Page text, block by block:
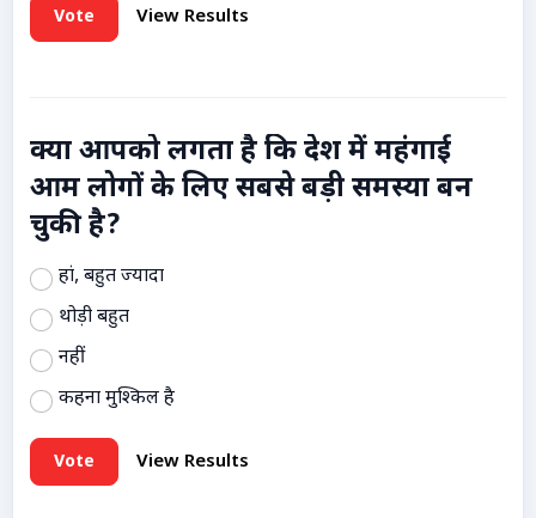
Vote View Results
क्या आपको लगता है कि देश में महंगाई
आम लोगों के लिए सबसे बड़ी समस्या बन
चुकी है?
हां, बहुत ज्यादा
थोड़ी बहुत
नहीं
कहना मुश्किल है
Vote View Results